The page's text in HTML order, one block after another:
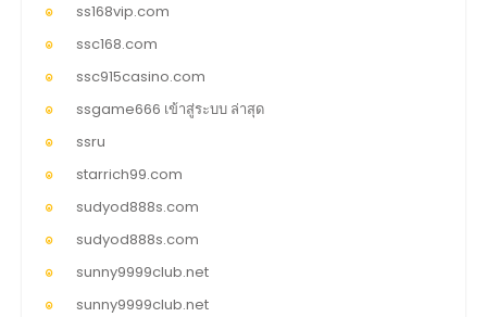
ss168vip.com
ssc168.com
ssc915casino.com
ssgame666 เข้าสู่ระบบ ล่าสุด
ssru
starrich99.com
sudyod888s.com
sudyod888s.com
sunny9999club.net
sunny9999club.net